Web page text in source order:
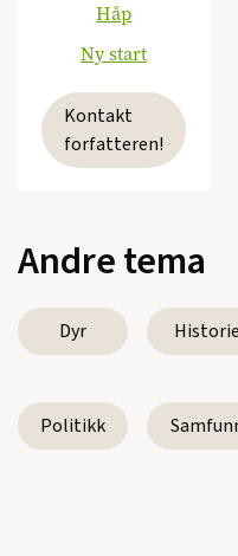
Håp
Ny start
Kontakt
forfatteren!
Andre tema
Dyr Historie
Politikk